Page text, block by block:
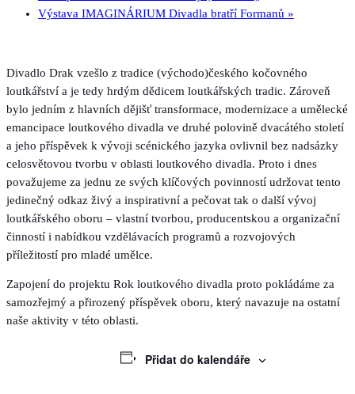
Výstava IMAGINÁRIUM Divadla bratří Formanů »
Divadlo Drak vzešlo z tradice (východo)českého kočovného
loutkářství a je tedy hrdým dědicem loutkářských tradic. Zároveň
bylo jedním z hlavních dějišť transformace, modernizace a umělecké
emancipace loutkového divadla ve druhé polovině dvacátého století
a jeho příspěvek k vývoji scénického jazyka ovlivnil bez nadsázky
celosvětovou tvorbu v oblasti loutkového divadla. Proto i dnes
považujeme za jednu ze svých klíčových povinností udržovat tento
jedinečný odkaz živý a inspirativní a pečovat tak o další vývoj
loutkářského oboru – vlastní tvorbou, producentskou a organizační
činností i nabídkou vzdělávacích programů a rozvojových
příležitostí pro mladé umělce.
Zapojení do projektu Rok loutkového divadla proto pokládáme za
samozřejmý a přirozený příspěvek oboru, který navazuje na ostatní
naše aktivity v této oblasti.
Přidat do kalendáře